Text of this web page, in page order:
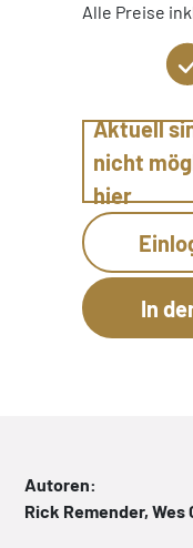
Alle Preise
Aktuell
nicht
hier
Autoren:
Rick Remender, Wes